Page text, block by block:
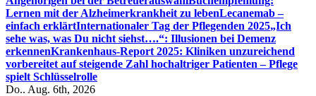
Lernen mit der Alzheimerkrankheit zu lebenLecanemab –
einfach erklärtInternationaler Tag der Pflegenden 2025„Ich
sehe was, was Du nicht siehst….“: Illusionen bei Demenz
erkennenKrankenhaus-Report 2025: Kliniken unzureichend
vorbereitet auf steigende Zahl hochaltriger Patienten – Pflege
spielt Schlüsselrolle
Do.. Aug. 6th, 2026